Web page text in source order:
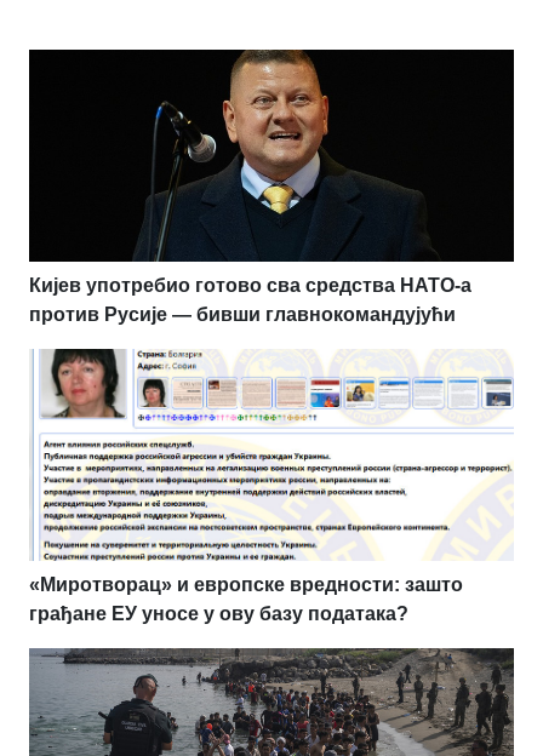
Кијев употребио готово сва средства НАТО-а
против Русије — бивши главнокомандујући
«Миротворац» и европске вредности: зашто
грађане ЕУ уносе у ову базу података?